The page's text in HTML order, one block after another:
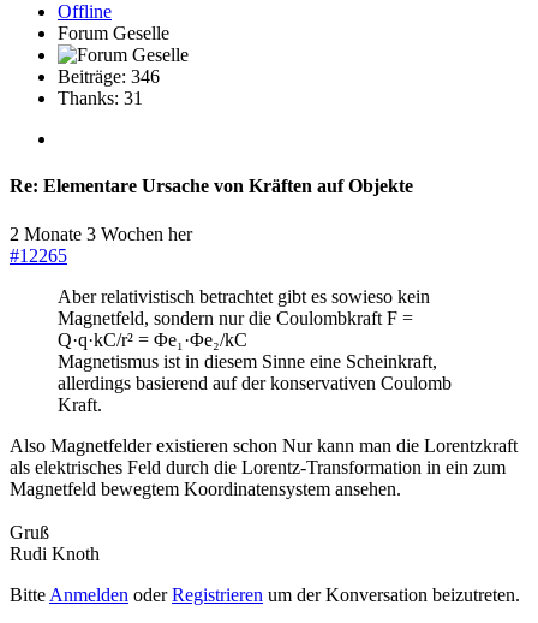
Offline
Forum Geselle
Beiträge: 346
Thanks: 31
Re: Elementare Ursache von Kräften auf Objekte
2 Monate 3 Wochen her
#12265
Aber relativistisch betrachtet gibt es sowieso kein
Magnetfeld, sondern nur die Coulombkraft F =
Q·q·kC/r² = Φe₁·Φe₂/kC
Magnetismus ist in diesem Sinne eine Scheinkraft,
allerdings basierend auf der konservativen Coulomb
Kraft.
Also Magnetfelder existieren schon Nur kann man die Lorentzkraft
als elektrisches Feld durch die Lorentz-Transformation in ein zum
Magnetfeld bewegtem Koordinatensystem ansehen.
Gruß
Rudi Knoth
Bitte Anmelden oderRegistrieren um der Konversation beizutreten.